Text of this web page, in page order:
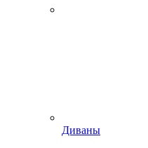
Диваны